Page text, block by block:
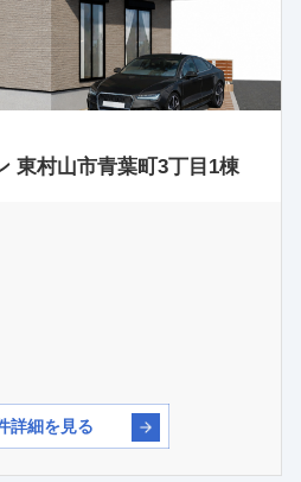
東村山市青葉町3丁目1棟
詳細を見る